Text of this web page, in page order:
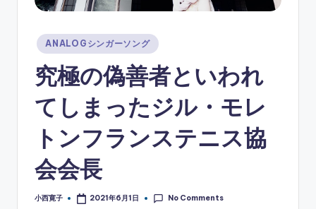
Posted
in
ANALOGシンガーソング
究極の偽善者といわれ
てしまったジル・モレ
トンフランステニス協
会会長
Posted
小西寛子 2021年6月1日 No Comments